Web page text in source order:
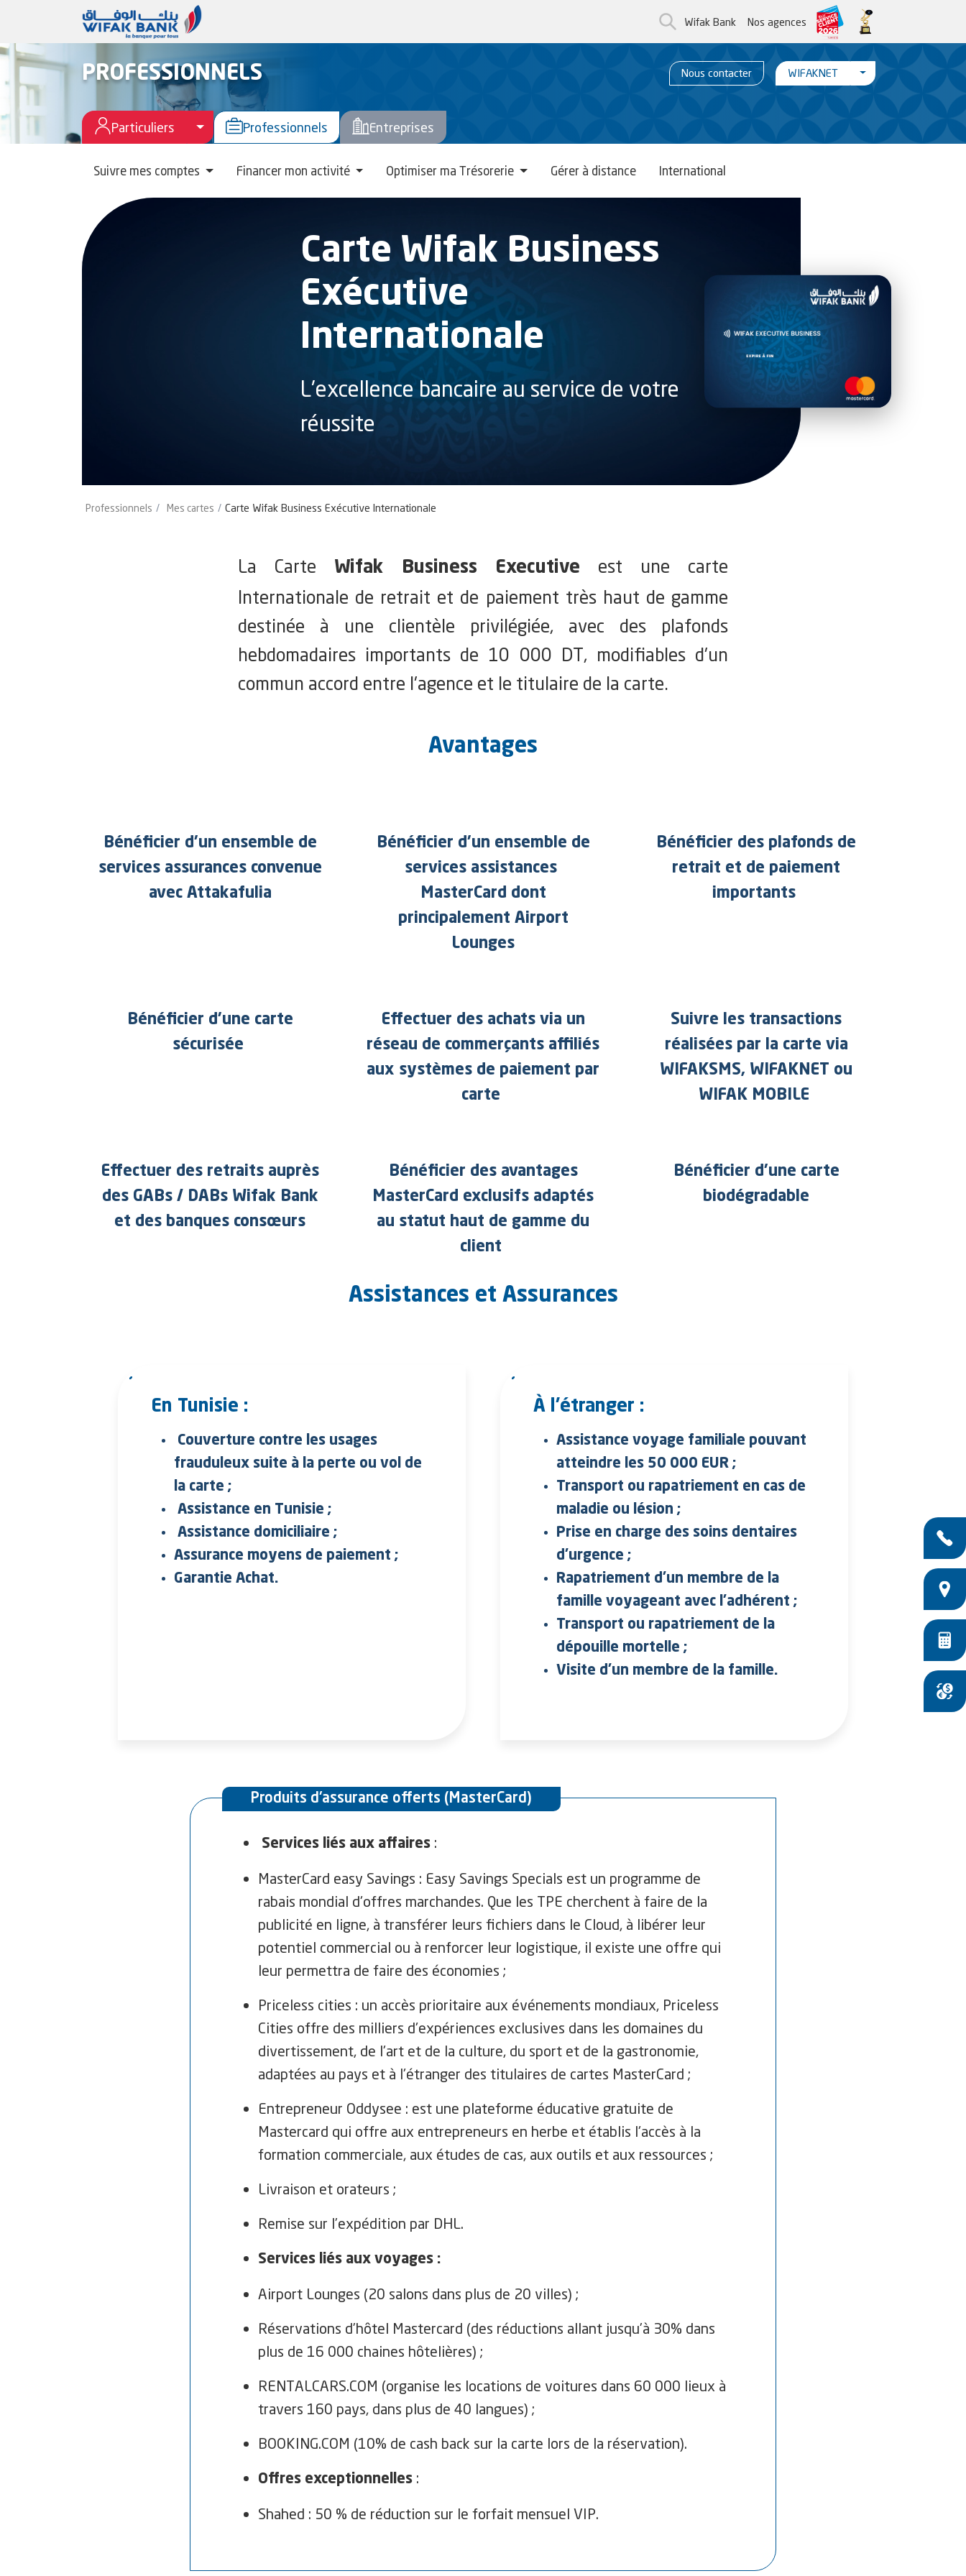
Wifak Bank Nos agences
PROFESSIONNELS Nous contacter WIFAKNET Toggle Menu WifakNet
Particuliers Toggle Menu Particuliers
Professionnels Entreprises
Suivre mes comptes Financer mon activité Optimiser ma Trésorerie Gérer à distance International
Carte Wifak Business
Exécutive
Internationale
L'excellence bancaire au service de votre
réussite
Professionnels Mes cartes Carte Wifak Business Exécutive Internationale
La Carte Wifak Business Executive
est une carte
Internationale de retrait et de paiement très haut de gamme
destinée à une clientèle privilégiée, avec des plafonds
hebdomadaires importants de 10 000 DT, modifiables d'un
commun accord entre l'agence et le titulaire de la carte.
Avantages
Bénéficier d’un ensemble de
services assurances convenue
avec Attakafulia
Bénéficier d’un ensemble de
services assistances
MasterCard dont
principalement Airport
Lounges
Bénéficier des plafonds de
retrait et de paiement
importants
Bénéficier d’une carte
sécurisée
Effectuer des achats via un
réseau de commerçants affiliés
aux systèmes de paiement par
carte
Suivre les transactions
réalisées par la carte via
WIFAKSMS, WIFAKNET ou
WIFAK MOBILE
Effectuer des retraits auprès
des GABs / DABs Wifak Bank
et des banques consœurs
Bénéficier des avantages
MasterCard exclusifs adaptés
au statut haut de gamme du
client
Bénéficier d’une carte
biodégradable
Assistances et Assurances
En Tunisie :
Couverture contre les usages
frauduleux suite à la perte ou vol de
la carte ;
Assistance en Tunisie ;
Assistance domiciliaire ;
Assurance moyens de paiement ;
Garantie Achat.
À l’étranger :
Assistance voyage familiale pouvant
atteindre les 50 000 EUR ;
Transport ou rapatriement en cas de
maladie ou lésion ;
Prise en charge des soins dentaires
d'urgence ;
Rapatriement d'un membre de la
famille voyageant avec l’adhérent ;
Transport ou rapatriement de la
dépouille mortelle ;
Visite d'un membre de la famille.
Produits d'assurance offerts (MasterCard)
Services liés aux affaires :
MasterCard easy Savings : Easy Savings Specials est un programme de
rabais mondial d'offres marchandes. Que les TPE cherchent à faire de la
publicité en ligne, à transférer leurs fichiers dans le Cloud, à libérer leur
potentiel commercial ou à renforcer leur logistique, il existe une offre qui
leur permettra de faire des économies ;
Priceless cities : un accès prioritaire aux événements mondiaux, Priceless
Cities offre des milliers d'expériences exclusives dans les domaines du
divertissement, de l'art et de la culture, du sport et de la gastronomie,
adaptées au pays et à l'étranger des titulaires de cartes MasterCard ;
Entrepreneur Oddysee : est une plateforme éducative gratuite de
Mastercard qui offre aux entrepreneurs en herbe et établis l'accès à la
formation commerciale, aux études de cas, aux outils et aux ressources ;
Livraison et orateurs ;
Remise sur l’expédition par DHL.
Services liés aux voyages :
Airport Lounges (20 salons dans plus de 20 villes) ;
Réservations d’hôtel Mastercard (des réductions allant jusqu’à 30% dans
plus de 16 000 chaines hôtelières) ;
RENTALCARS.COM (organise les locations de voitures dans 60 000 lieux à
travers 160 pays, dans plus de 40 langues) ;
BOOKING.COM (10% de cash back sur la carte lors de la réservation).
Offres exceptionnelles :
Shahed : 50 % de réduction sur le forfait mensuel VIP.